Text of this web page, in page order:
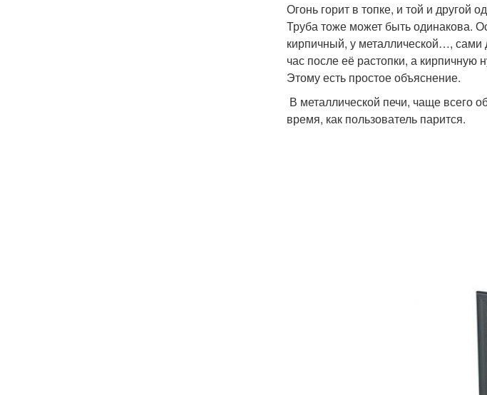
Огонь горит в топке, и той и
Труба тоже может быть одинакова.
кирпичный, у металлической…, сами
час после её растопки, а кирпичную
Этому есть простое объяснение.
В металлической печи, чаще всего
время, как пользователь парится.